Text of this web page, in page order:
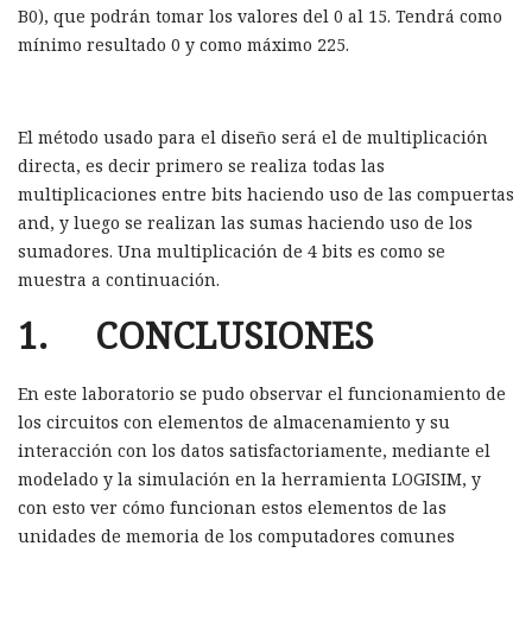
B0), que podrán tomar los valores del 0 al 15. Tendrá como
mínimo resultado 0 y como máximo 225.
El método usado para el diseño será el de multiplicación
directa, es decir primero se realiza todas las
multiplicaciones entre bits haciendo uso de las compuertas
and, y luego se realizan las sumas haciendo uso de los
sumadores. Una multiplicación de 4 bits es como se
muestra a continuación.
1. CONCLUSIONES
En este laboratorio se pudo observar el funcionamiento de
los circuitos con elementos de almacenamiento y su
interacción con los datos satisfactoriamente, mediante el
modelado y la simulación en la herramienta LOGISIM, y
con esto ver cómo funcionan estos elementos de las
unidades de memoria de los computadores comunes